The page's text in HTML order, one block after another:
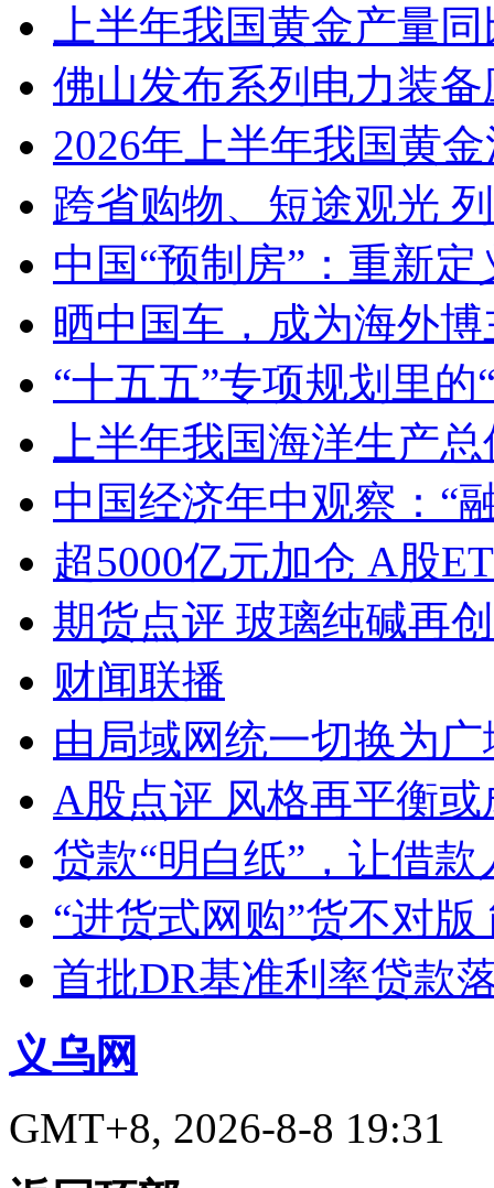
上半年我国黄金产量
佛山发布系列电力装
2026年上半年我国黄
跨省购物、短途观光
中国“预制房”：重新
晒中国车，成为海外博
“十五五”专项规划里的
上半年我国海洋生产
中国经济年中观察：“
超5000亿元加仓 A股
期货点评 玻璃纯碱再
财闻联播
由局域网统一切换为
A股点评 风格再平衡或
贷款“明白纸”，让借款
“进货式网购”货不对
首批DR基准利率贷款
义乌网
GMT+8, 2026-8-8 19:31